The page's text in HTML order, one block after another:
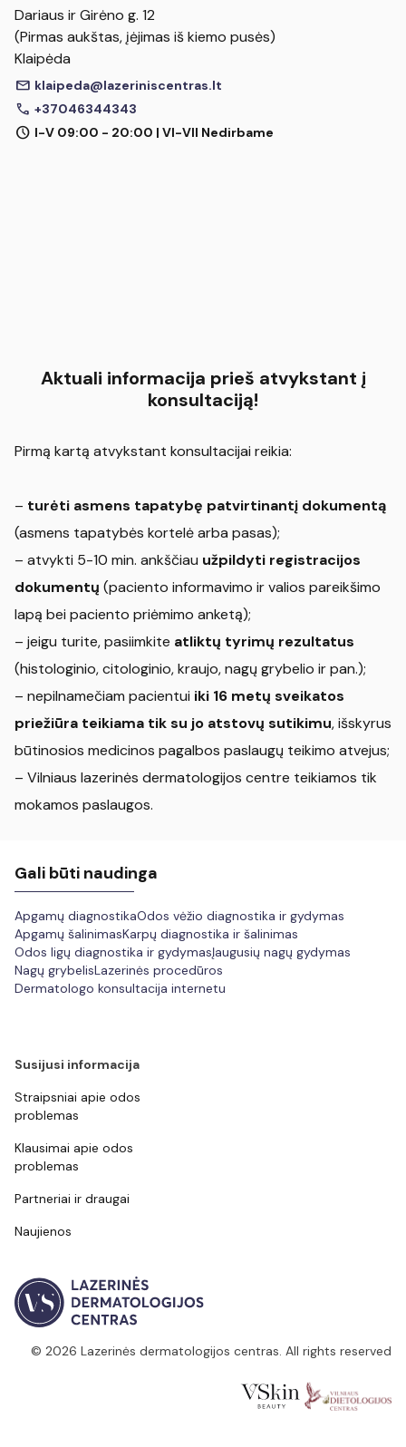
Dariaus ir Girėno g. 12
(Pirmas aukštas, įėjimas iš kiemo pusės)
Klaipėda
mail klaipeda@lazeriniscentras.lt
call +37046344343
schedule I-V 09:00 - 20:00 | VI-VII Nedirbame
Aktuali informacija prieš atvykstant į
konsultaciją!
Pirmą kartą atvykstant konsultacijai reikia:
– turėti asmens tapatybę patvirtinantį dokumentą
(asmens tapatybės kortelė arba pasas);
– atvykti 5-10 min. ankščiau užpildyti registracijos
dokumentų (paciento informavimo ir valios pareikšimo
lapą bei paciento priėmimo anketą);
– jeigu turite, pasiimkite atliktų tyrimų rezultatus
(histologinio, citologinio, kraujo, nagų grybelio ir pan.);
– nepilnamečiam pacientui iki 16 metų sveikatos
priežiūra teikiama tik su jo atstovų sutikimu, išskyrus
būtinosios medicinos pagalbos paslaugų teikimo atvejus;
– Vilniaus lazerinės dermatologijos centre teikiamos tik
mokamos paslaugos.
Gali būti naudinga
Apgamų diagnostikaOdos vėžio diagnostika ir gydymas
Apgamų šalinimasKarpų diagnostika ir šalinimas
Odos ligų diagnostika ir gydymasĮaugusių nagų gydymas
Nagų grybelisLazerinės procedūros
Dermatologo konsultacija internetu
Susijusi informacija
Straipsniai apie odos
problemas
Klausimai apie odos
problemas
Partneriai ir draugai
Naujienos
© 2026 Lazerinės dermatologijos centras. All rights reserved